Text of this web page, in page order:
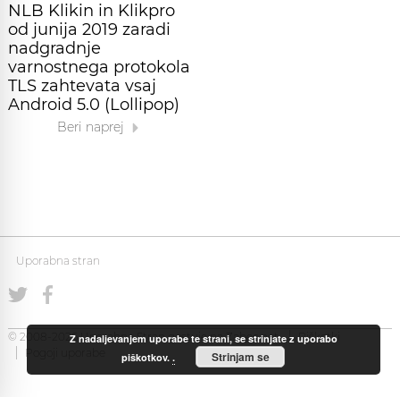
NLB Klikin in Klikpro
od junija 2019 zaradi
nadgradnje
varnostnega protokola
TLS zahtevata vsaj
Android 5.0 (Lollipop)
Beri naprej
Uporabna stran
© 2008-2026 Uporabna Stran gostuje naZabec.net
Piškotki
Pogoji uporabe
Z nadaljevanjem uporabe te strani, se strinjate z uporabo
piškotkov.. Strinjam se